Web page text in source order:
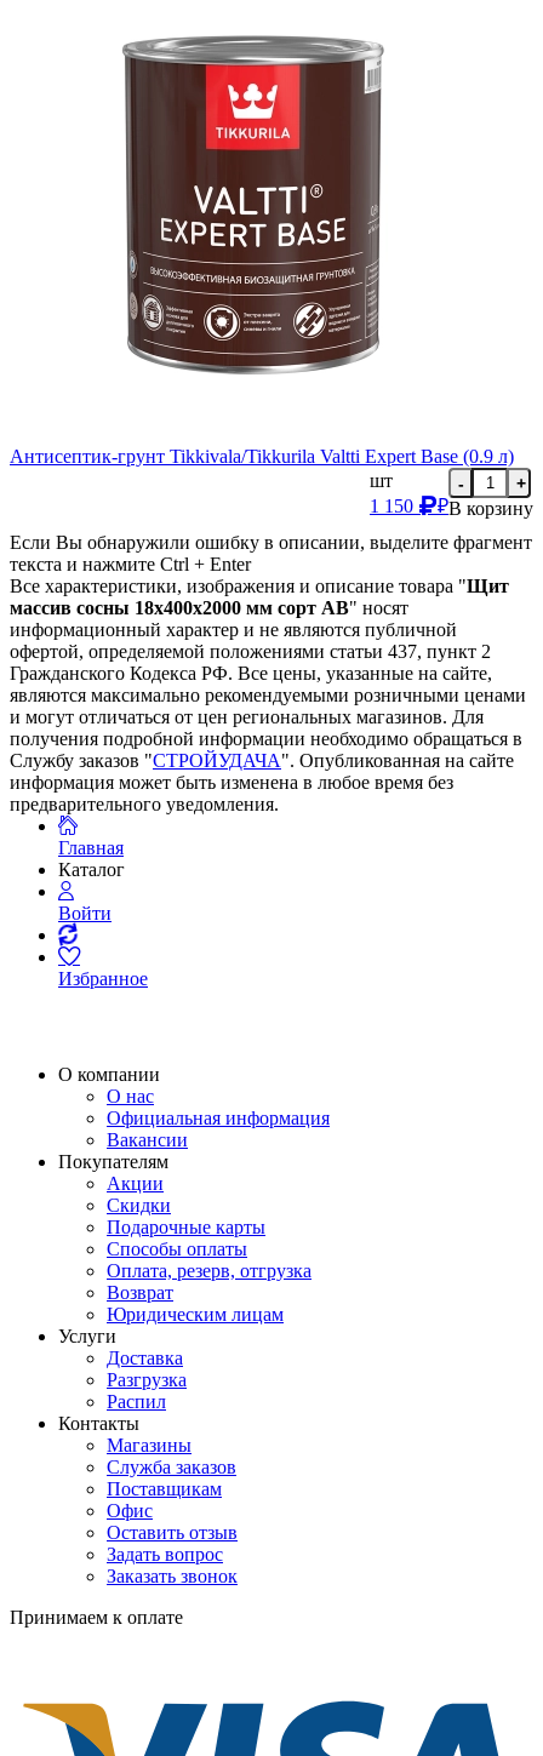
Антисептик-грунт Tikkivala/Tikkurila Valtti Expert Base (0.9 л)
шт
1 150
₽
- +
В корзину
Если Вы обнаружили ошибку в описании, выделите фрагмент
текста и нажмите Ctrl + Enter
Все характеристики, изображения и описание товара "Щит
массив сосны 18х400х2000 мм сорт AB" носят
информационный характер и не являются публичной
офертой, определяемой положениями статьи 437, пункт 2
Гражданского Кодекса РФ. Все цены, указанные на сайте,
являются максимально рекомендуемыми розничными ценами
и могут отличаться от цен региональных магазинов. Для
получения подробной информации необходимо обращаться в
Службу заказов "СТРОЙУДАЧА". Опубликованная на сайте
информация может быть изменена в любое время без
предварительного уведомления.
Главная
Каталог
Войти
Избранное
О компании
О нас
Официальная информация
Вакансии
Покупателям
Акции
Скидки
Подарочные карты
Способы оплаты
Оплата, резерв, отгрузка
Возврат
Юридическим лицам
Услуги
Доставка
Разгрузка
Распил
Контакты
Магазины
Служба заказов
Поставщикам
Офис
Оставить отзыв
Задать вопрос
Заказать звонок
Принимаем к оплате